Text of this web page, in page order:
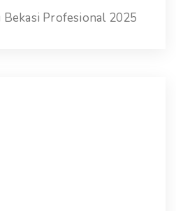
Profesional 2025